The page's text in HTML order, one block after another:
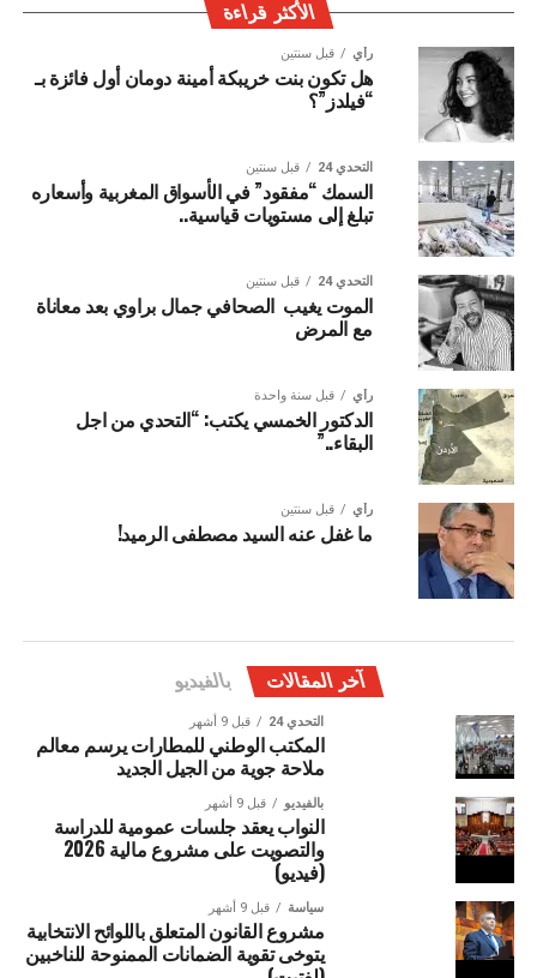
الأكثر قراءة
رأي قبل سنتين
هل تكون بنت خريبكة أمينة دومان أول فائزة بـ
“فيلدز”؟
التحدي 24 قبل سنتين
السمك “مفقود” في الأسواق المغربية وأسعاره
تبلغ إلى مستويات قياسية..
التحدي 24 قبل سنتين
الموت يغيب الصحافي جمال براوي بعد معاناة
مع المرض
رأي قبل سنة واحدة
الدكتور الخمسي يكتب: “التحدي من اجل
البقاء..”
رأي قبل سنتين
ما غفل عنه السيد مصطفى الرميد!
آخر المقالات بالفيديو
التحدي 24 قبل 9 أشهر
المكتب الوطني للمطارات يرسم معالم
ملاحة جوية من الجيل الجديد
بالفيديو قبل 9 أشهر
النواب يعقد جلسات عمومية للدراسة
والتصويت على مشروع مالية 2026
(فيديو)
سياسة قبل 9 أشهر
مشروع القانون المتعلق باللوائح الانتخابية
يتوخى تقوية الضمانات الممنوحة للناخبين